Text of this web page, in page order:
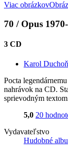
Viac obrázkov
70 / Opus
3 CD
Karol Duchoň
Pocta
nahrávok na CD.
sprievodným
5,0 20
Vydavateľstvo
Hudobné